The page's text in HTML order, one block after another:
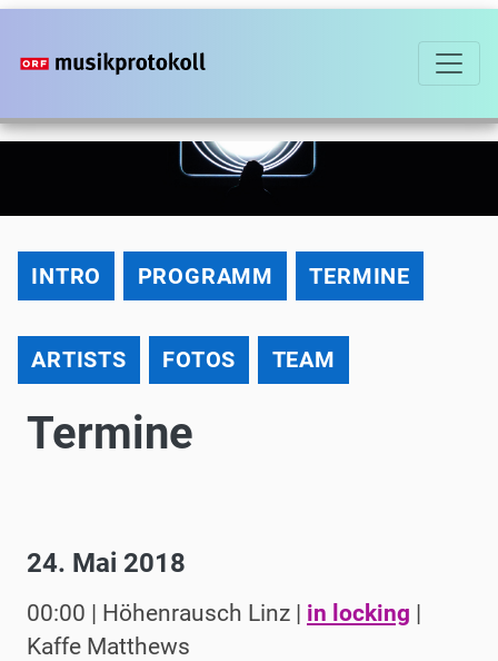
Direkt
zum
INTRO
PROGRAMM TERMINE
ARTISTS FOTOS TEAM
Termine
24. Mai 2018
00:00 | Höhenrausch Linz | in locking |
Kaffe Matthews